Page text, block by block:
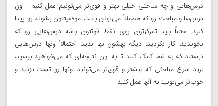
درس‌هایی و چه مباحثی خیلی بهتر و قوی‌تر می‌تونیم عمل کنیم. اون
درس‌ها و مباحث رو که مطمئناً می‌تونن باعث موفقیتتون بشوند رو پیدا
کنید. حتماً باید تمرکزتون روی نقاط قوتتون باشه درس‌هایی رو که
نخوندید، کار نکردید، دیگه بهشون بها ندید احتمالاً اونها درس‌هایی
نیستند که به شما کمک کنند تا به اون نتیجه‌ای که می‌خواهید برسید،
برید سراغ مباحثی که بیشتر و قوی‌تر می‌تونید اونها رو تست بزنید و
خوب‌تر می‌تونید به آنها عمل کنید.